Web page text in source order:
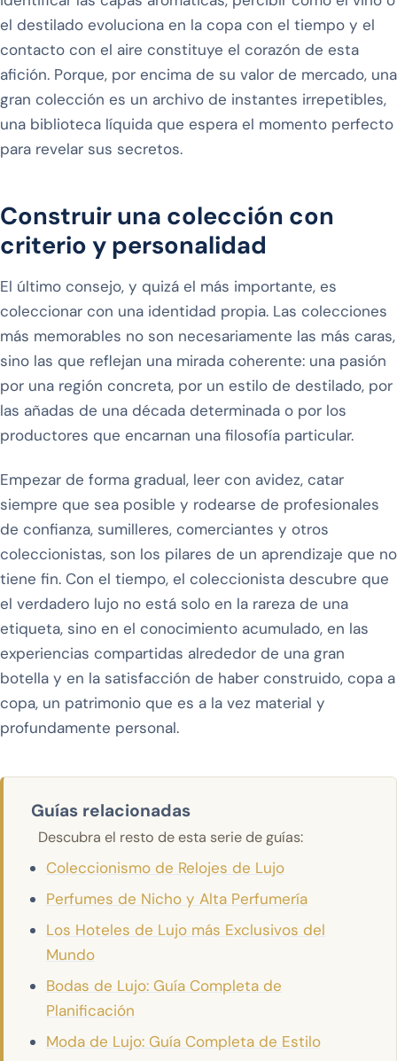
el destilado evoluciona en la copa con el tiempo y el
contacto con el aire constituye el corazón de esta
afición. Porque, por encima de su valor de mercado, una
gran colección es un archivo de instantes irrepetibles,
una biblioteca líquida que espera el momento perfecto
para revelar sus secretos.
Construir una colección con
criterio y personalidad
El último consejo, y quizá el más importante, es
coleccionar con una identidad propia. Las colecciones
más memorables no son necesariamente las más caras,
sino las que reflejan una mirada coherente: una pasión
por una región concreta, por un estilo de destilado, por
las añadas de una década determinada o por los
productores que encarnan una filosofía particular.
Empezar de forma gradual, leer con avidez, catar
siempre que sea posible y rodearse de profesionales
de confianza, sumilleres, comerciantes y otros
coleccionistas, son los pilares de un aprendizaje que no
tiene fin. Con el tiempo, el coleccionista descubre que
el verdadero lujo no está solo en la rareza de una
etiqueta, sino en el conocimiento acumulado, en las
experiencias compartidas alrededor de una gran
botella y en la satisfacción de haber construido, copa a
copa, un patrimonio que es a la vez material y
profundamente personal.
Guías relacionadas
Descubra el resto de esta serie de guías:
Coleccionismo de Relojes de Lujo
Perfumes de Nicho y Alta Perfumería
Los Hoteles de Lujo más Exclusivos del
Mundo
Bodas de Lujo: Guía Completa de
Planificación
Moda de Lujo: Guía Completa de Estilo